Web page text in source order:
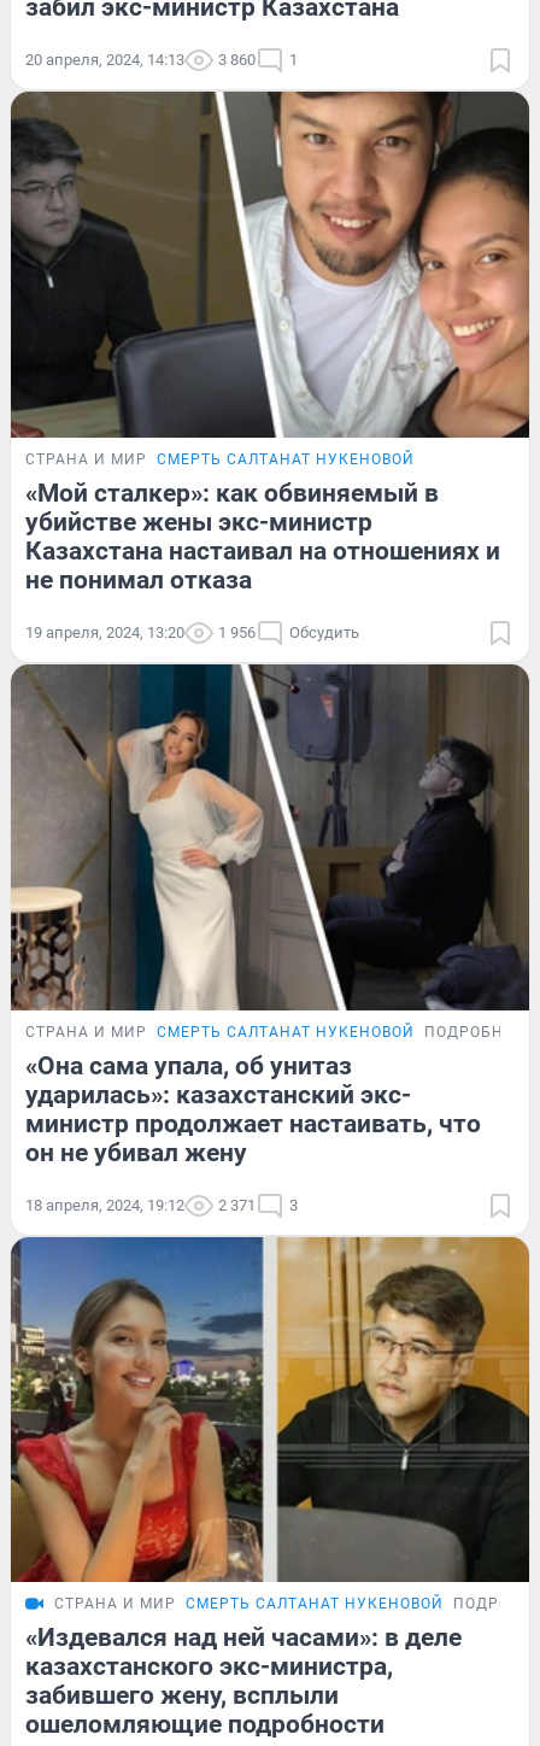
забил экс-министр Казахстана
20 апреля, 2024, 14:13 3 860 1
СТРАНА И МИР СМЕРТЬ САЛТАНАТ НУКЕНОВОЙ
«Мой сталкер»: как обвиняемый в
убийстве жены экс-министр
Казахстана настаивал на отношениях и
не понимал отказа
19 апреля, 2024, 13:20 1 956 Обсудить
СТРАНА И МИР СМЕРТЬ САЛТАНАТ НУКЕНОВОЙ
«Она сама упала, об унитаз
ударилась»: казахстанский экс-
министр продолжает настаивать, что
он не убивал жену
18 апреля, 2024, 19:12 2 371 3
СТРАНА И МИР СМЕРТЬ САЛТАНАТ НУКЕНОВОЙ
«Издевался над ней часами»: в деле
казахстанского экс-министра,
забившего жену, всплыли
ошеломляющие подробности